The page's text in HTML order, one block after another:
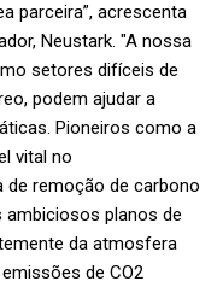
parceira”, acrescenta
Neustark. "A nossa
setores difíceis de
podem ajudar a
Pioneiros como a
vital no
de remoção de carbono
planos de
da atmosfera
de CO2